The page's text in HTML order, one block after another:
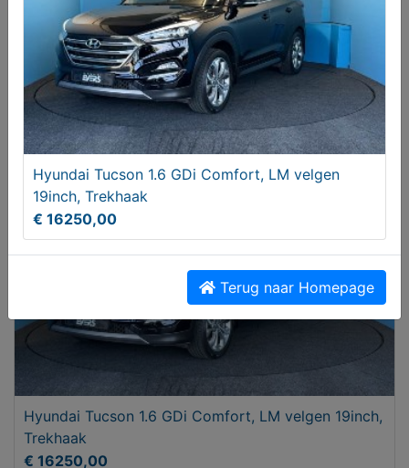
Mazda CX-5 2.5 SkyActive-G 194 Signature
AUTOMAAT
€ 27950,00
Hyundai Tucson 1.6 GDi Comfort, LM velgen 19inch,
Trekhaak
€ 16250,00
Hyundai Tucson 1.6 GDi Comfort, LM velgen
19inch, Trekhaak
€ 16250,00
Terug naar Homepage